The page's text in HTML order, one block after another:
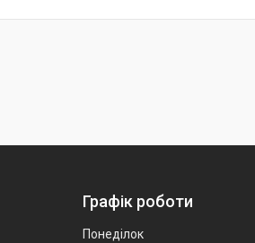
Графік роботи
Понеділок